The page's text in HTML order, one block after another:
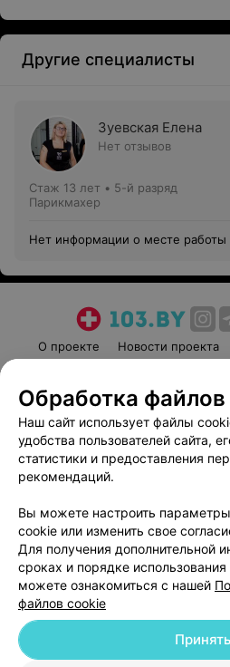
Другие специалисты
Зуевская Елена
Нет отзывов
Стаж 13 лет • 5-й разряд
Парикмахер
Нет информации о месте работы
О проекте Новости проекта
Пользовательское
Вакансии
Написать
Обработка
© 2026 ООО «Артокс Лаб», УНП 191700409
Обработка
Наш сайт использует файлы
удобства пользователей сайта,
статистики и предоставления
рекомендаций.
Вы можете настроить
cookie или изменить свое
Для получения дополнительной
сроках и порядке
можете ознакомиться с нашей
файлов cookie
Принять